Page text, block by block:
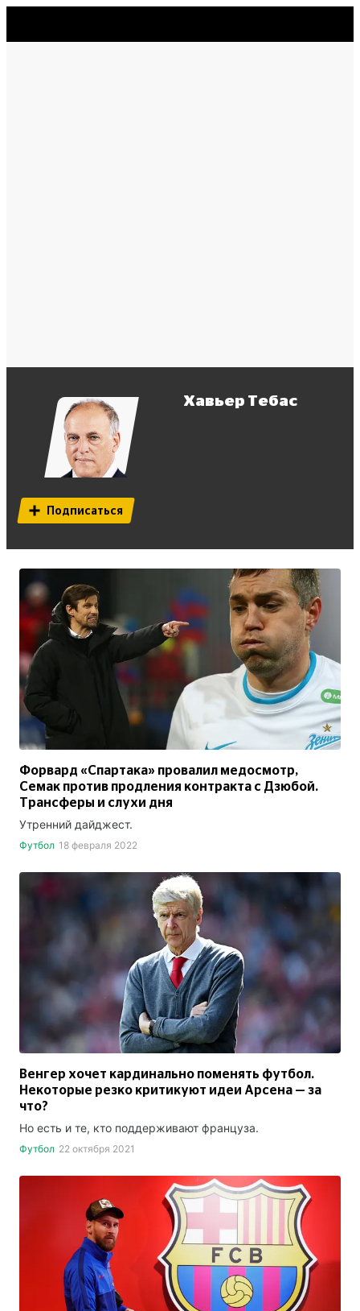
Хавьер Тебас
Подписаться
Форвард «Спартака» провалил медосмотр,
Семак против продления контракта с Дзюбой.
Трансферы и слухи дня
Утренний дайджест.
Футбол 18 февраля 2022
Венгер хочет кардинально поменять футбол.
Некоторые резко критикуют идеи Арсена — за
что?
Но есть и те, кто поддерживают француза.
Футбол 22 октября 2021